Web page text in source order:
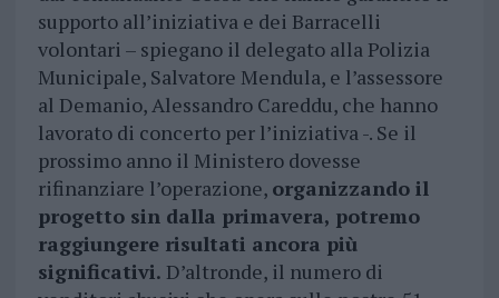
supporto all’iniziativa e dei Barracelli
volontari – spiegano il delegato alla Polizia
Municipale, Salvatore Mendula, e l’assessore
al Demanio, Alessandro Careddu, che hanno
lavorato di concerto per l’iniziativa -. Se il
prossimo anno il Ministero dovesse
rifinanziare l’operazione, organizzando il
progetto sin dalla primavera, potremo
raggiungere risultati ancora più
significativi. D’altronde, il numero di